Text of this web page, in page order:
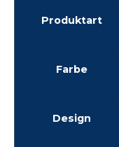
Produktart
Farbe
Design